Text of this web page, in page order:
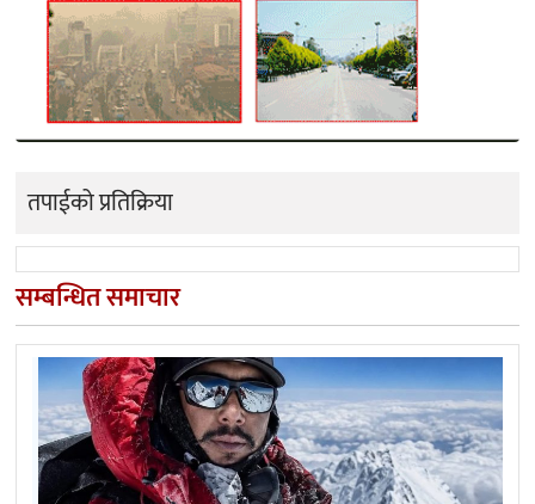
तपाईको प्रतिक्रिया
सम्बन्धित समाचार